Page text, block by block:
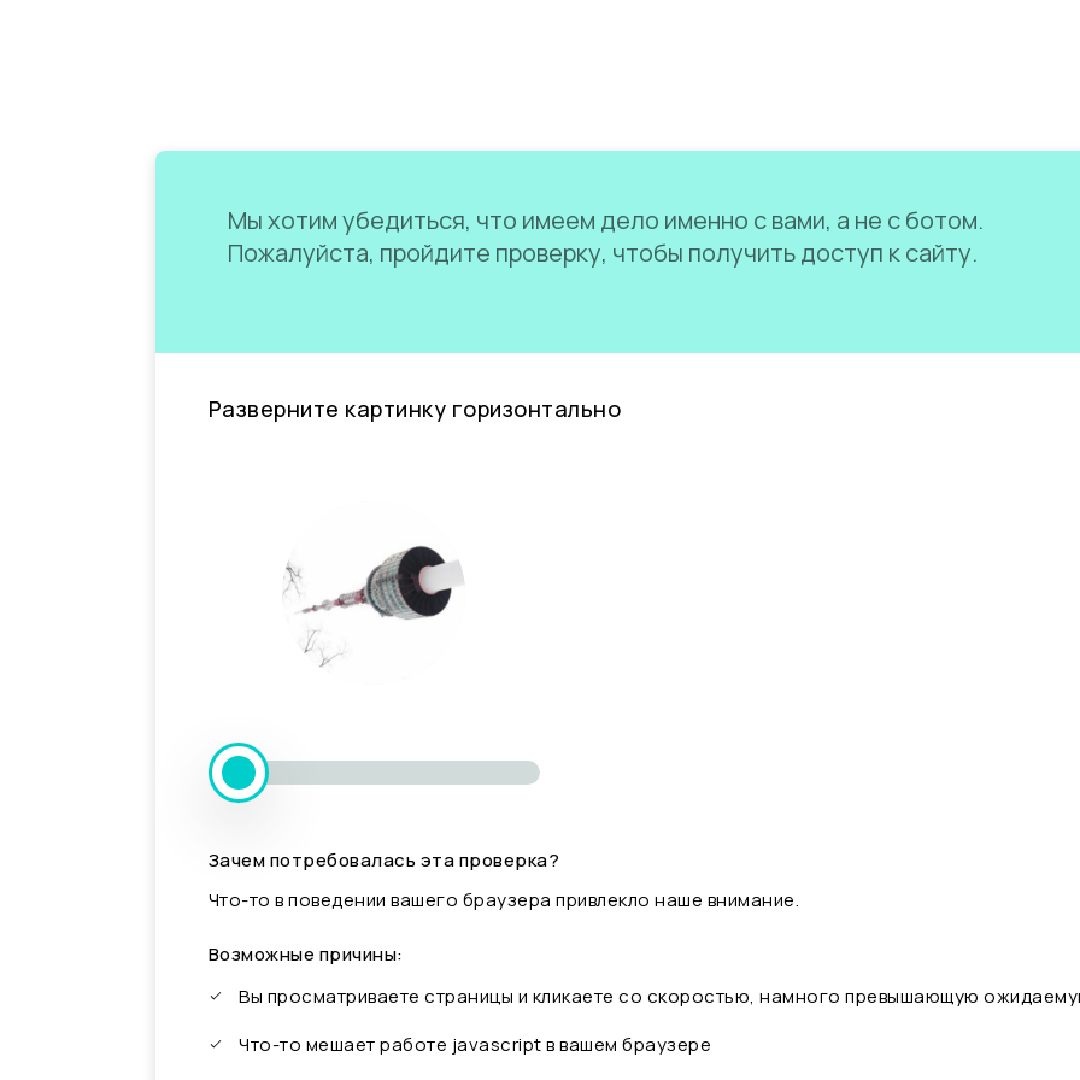
Мы хотим убедиться, что имеем дело именно с вами, а не с ботом.
Пожалуйста, пройдите проверку, чтобы получить доступ к сайту.
Разверните картинку горизонтально
Зачем потребовалась эта проверка?
Что-то в поведении вашего браузера привлекло наше внимание.
Возможные причины:
Вы просматриваете страницы и кликаете со скоростью, намного превышающую
Что-то мешает работе javascript в вашем браузере